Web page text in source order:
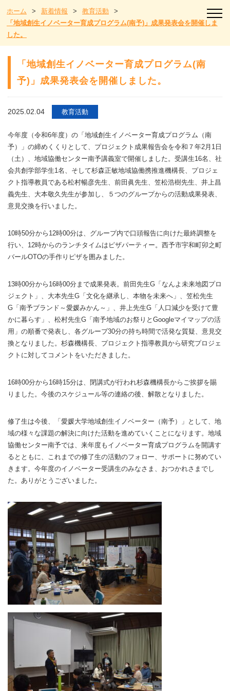
ホーム > 新着情報 > 教育活動
>
「地域創生イノベーター育成プログラム(南予)」成果発表会を開催しま
した。
「地域創生イノベーター育成プログラム(南
予)」成果発表会を開催しました。
2025.02.04 教育活動
今年度（令和6年度）の「地域創生イノベーター育成プログラム（南
予）」の締めくくりとして、プロジェクト成果報告会を令和７年2月1日
（土）、地域協働センター南予講義室で開催しました。受講生16名、社
会共創学部学生1名、そして杉森正敏地域協働携推進機構長、プロジェ
クト指導教員である松村暢彦先生、前田眞先生、笠松浩樹先生、井上昌
義先生、大本敬久先生が参加し、５つのグループからの活動成果発表、
意見交換を行いました。
10時50分から12時00分は、グループ内で口頭報告に向けた最終調整を
行い、12時からのランチタイムはピザパーティー。西予市宇和町卯之町
バールOTOの手作りピザを囲みました。
13時00分から16時00分まで成果発表。前田先生G「なんよ未来地図プロ
ジェクト」、大本先生G「文化を継承し、本物を未来へ」、笠松先生
G「南予ブランド～愛媛みかん～」、井上先生G「人口減少を受けて豊
かに暮らす」、松村先生G「南予地域のお祭りとGoogleマイマップの活
用」の順番で発表し、各グループ30分の持ち時間で活発な質疑、意見交
換となりました。杉森機構長、プロジェクト指導教員から研究プロジェ
クトに対してコメントをいただきました。
16時00分から16時15分は、閉講式が行われ杉森機構長からご挨拶を賜
りました。今後のスケジュール等の連絡の後、解散となりました。
修了生は今後、「愛媛大学地域創生イノベーター（南予）」として、地
域の様々な課題の解決に向けた活動を進めていくことになります。地域
協働センター南予では、来年度もイノベーター育成プログラムを開講す
るとともに、これまでの修了生の活動のフォロー、サポートに努めてい
きます。今年度のイノベーター受講生のみなさま、おつかれさまでし
た。ありがとうございました。